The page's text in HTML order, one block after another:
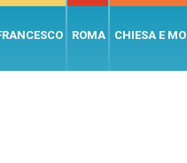
ROMA CHIESA E